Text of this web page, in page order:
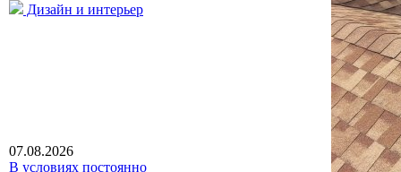
Дизайн и интерьер
07.08.2026
В условиях постоянно